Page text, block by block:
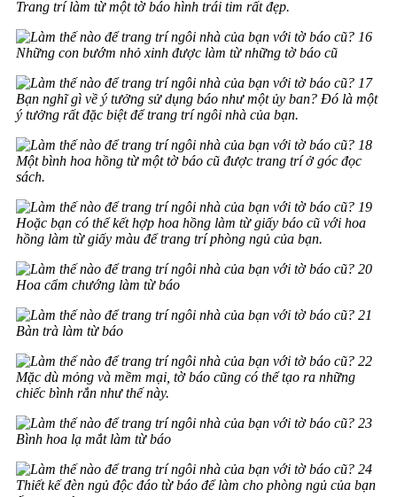
Trang trí làm từ một tờ báo hình trái tim rất đẹp.
Những con bướm nhỏ xinh được làm từ những tờ báo cũ
Bạn nghĩ gì về ý tưởng sử dụng báo như một ủy ban? Đó là một
ý tưởng rất đặc biệt để trang trí ngôi nhà của bạn.
Một bình hoa hồng từ một tờ báo cũ được trang trí ở góc đọc
sách.
Hoặc bạn có thể kết hợp hoa hồng làm từ giấy báo cũ với hoa
hồng làm từ giấy màu để trang trí phòng ngủ của bạn.
Hoa cẩm chướng làm từ báo
Bàn trà làm từ báo
Mặc dù mỏng và mềm mại, tờ báo cũng có thể tạo ra những
chiếc bình rắn như thế này.
Bình hoa lạ mắt làm từ báo
Thiết kế đèn ngủ độc đáo từ báo để làm cho phòng ngủ của bạn